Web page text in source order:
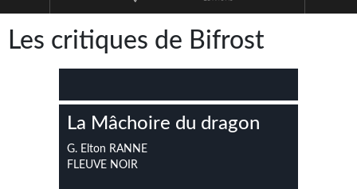
Le Bélial'
Une Heure-Lumière
Archive du Futur
Les critiques de Bifrost
La Mâchoire du dragon
G. Elton RANNE
FLEUVE NOIR